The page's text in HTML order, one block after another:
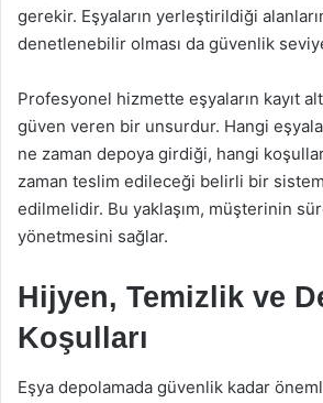
gerekir. Eşyaların yerleştirildiği
denetlenebilir olması da güvenlik
Profesyonel hizmette eşyaların kayıt
güven veren bir unsurdur. Hangi
ne zaman depoya girdiği, hangi
zaman teslim edileceği belirli bir
edilmelidir. Bu yaklaşım, müşterinin
yönetmesini sağlar.
Hijyen, Temizlik ve
Koşulları
Eşya depolamada güvenlik kadar